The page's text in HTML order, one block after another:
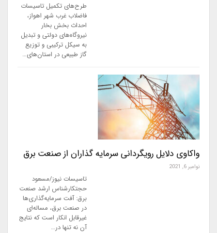
طرح‌های تکمیل تاسیسات
فاضلاب غرب شهر اهواز،
احداث بخش بخار
نیروگاه‌های دولتی و تبدیل
به سیکل ترکیبی و توزیع
گاز طبیعی در استان‌های…
واکاوی دلایل رویگردانی سرمایه گذاران از صنعت برق
نوامبر 6, 2021
تاسیسات نیوز/مسعود
حجتکارشناس ارشد صنعت
برق: آفت سرمایه‌گذاری‌ها
در صنعت برق، مساله‌ای
غیرقابل انکار است که نتایج
آن نه تنها در…